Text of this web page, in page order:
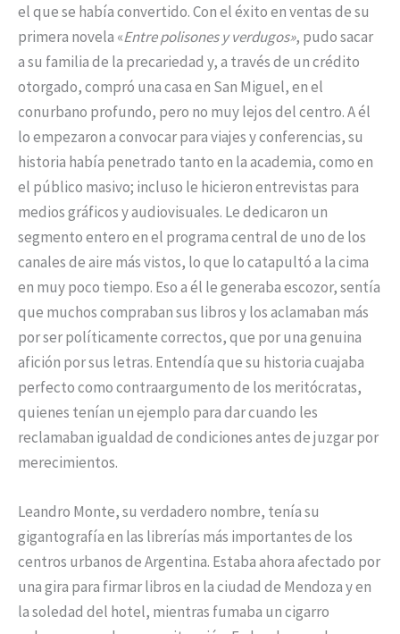
el que se había convertido. Con el éxito en ventas de su
primera novela «Entre polisones y verdugos», pudo sacar
a su familia de la precariedad y, a través de un crédito
otorgado, compró una casa en San Miguel, en el
conurbano profundo, pero no muy lejos del centro. A él
lo empezaron a convocar para viajes y conferencias, su
historia había penetrado tanto en la academia, como en
el público masivo; incluso le hicieron entrevistas para
medios gráficos y audiovisuales. Le dedicaron un
segmento entero en el programa central de uno de los
canales de aire más vistos, lo que lo catapultó a la cima
en muy poco tiempo. Eso a él le generaba escozor, sentía
que muchos compraban sus libros y los aclamaban más
por ser políticamente correctos, que por una genuina
afición por sus letras. Entendía que su historia cuajaba
perfecto como contraargumento de los meritócratas,
quienes tenían un ejemplo para dar cuando les
reclamaban igualdad de condiciones antes de juzgar por
merecimientos.
Leandro Monte, su verdadero nombre, tenía su
gigantografía en las librerías más importantes de los
centros urbanos de Argentina. Estaba ahora afectado por
una gira para firmar libros en la ciudad de Mendoza y en
la soledad del hotel, mientras fumaba un cigarro